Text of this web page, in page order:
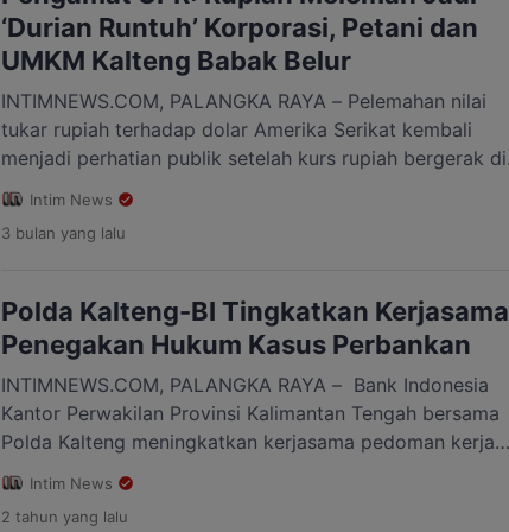
diperlukan untuk menjaga stabilitas ekonomi nasional.
“Berkenaan dengan […]
‘Durian Runtuh’ Korporasi, Petani dan
UMKM Kalteng Babak Belur
INTIMNEWS.COM, PALANGKA RAYA – Pelemahan nilai
tukar rupiah terhadap dolar Amerika Serikat kembali
menjadi perhatian publik setelah kurs rupiah bergerak di
kisaran Rp17.600 hingga Rp17.700 per dolar AS. Kondisi
tersebut memunculkan kekhawatiran baru di tengah
masyarakat terkait dampaknya terhadap perekonomian
(Kalteng). Pengamat Ekonomi sekaligus Dosen Program
Studi Ekonomi Pembangunan […]
Intim News
3 bulan yang lalu
Polda Kalteng-BI Tingkatkan Kerjasama
Penegakan Hukum Kasus Perbankan
INTIMNEWS.COM, PALANGKA RAYA – Bank Indonesia
Kantor Perwakilan Provinsi Kalimantan Tengah bersama
Polda Kalteng meningkatkan kerjasama pedoman kerja
teknis dalam rangka penegakan hukum kasus perbankan
dan mendukung program ketahanan pangan nasional di
Provinsi Kalteng. Peningkatan kerjasama tersebut,
Intim News
2 tahun yang lalu